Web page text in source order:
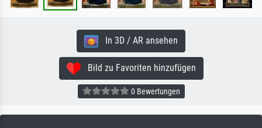
In 3D / AR ansehen
Bild zu Favoriten hinzufügen
0 Bewertungen